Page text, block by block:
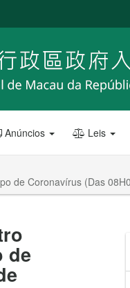
Anúncios Leis
de Coronavírus (Das
de